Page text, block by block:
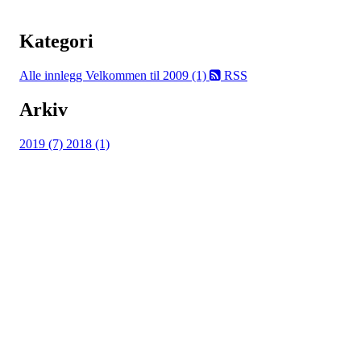
Kategori
Alle innlegg Velkommen til 2009 (1) RSS
Arkiv
2019 (7) 2018 (1)